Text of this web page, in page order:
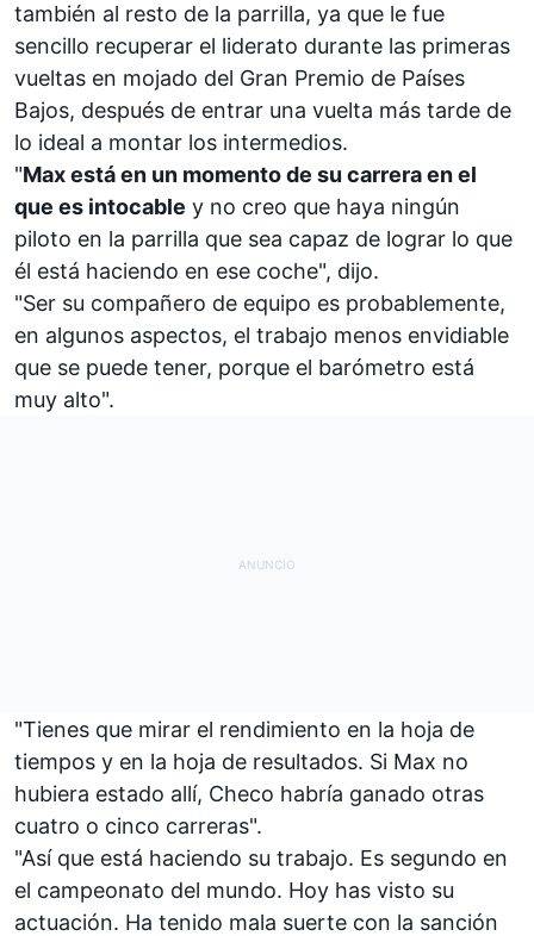
también al resto de la parrilla, ya que le fue
sencillo recuperar el liderato durante las primeras
vueltas en mojado del Gran Premio de Países
Bajos, después de entrar una vuelta más tarde de
lo ideal a montar los intermedios.
"Max está en un momento de su carrera en el
que es intocable y no creo que haya ningún
piloto en la parrilla que sea capaz de lograr lo que
él está haciendo en ese coche", dijo.
"Ser su compañero de equipo es probablemente,
en algunos aspectos, el trabajo menos envidiable
que se puede tener, porque el barómetro está
muy alto".
"Tienes que mirar el rendimiento en la hoja de
tiempos y en la hoja de resultados. Si Max no
hubiera estado allí, Checo habría ganado otras
cuatro o cinco carreras".
"Así que está haciendo su trabajo. Es segundo en
el campeonato del mundo. Hoy has visto su
actuación. Ha tenido mala suerte con la sanción